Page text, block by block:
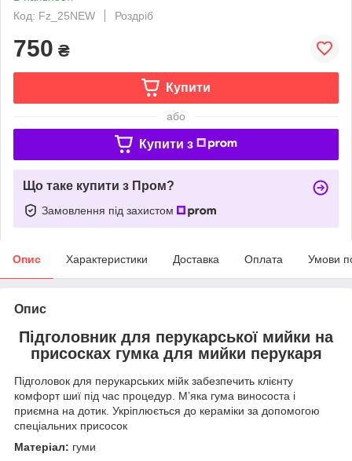
Код: Fz_25NEW
Роздріб
750 ₴
Купити
або
Купити з
Що таке купити з Пром?
Замовлення під захистом
Опис Характеристики Доставка Оплата Умови
Опис
Підголовник для перукарської мийки на
присосках гумка для мийки перукаря
Підголовок для перукарських мійк забезпечить клієнту
комфорт шиї під час процедур. М’яка гума винососта і
приємна на дотик. Укріплюється до кераміки за допомогою
спеціальних присосок
Матеріал: гуми